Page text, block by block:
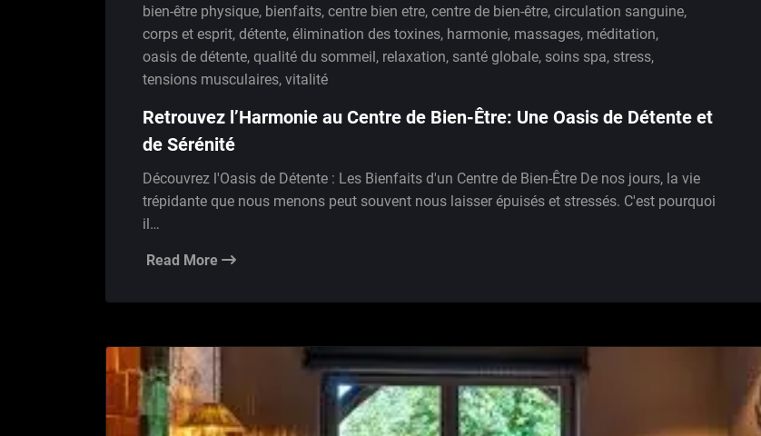
bien-être physique, bienfaits, centre bien etre, centre de bien-être, circulation sanguine,
corps et esprit, détente, élimination des toxines, harmonie, massages, méditation,
oasis de détente, qualité du sommeil, relaxation, santé globale, soins spa, stress,
tensions musculaires, vitalité
Retrouvez l’Harmonie au Centre de Bien-Être: Une Oasis de Détente et
de Sérénité
Découvrez l'Oasis de Détente : Les Bienfaits d'un Centre de Bien-Être De nos jours, la vie
trépidante que nous menons peut souvent nous laisser épuisés et stressés. C'est pourquoi
il…
Read More